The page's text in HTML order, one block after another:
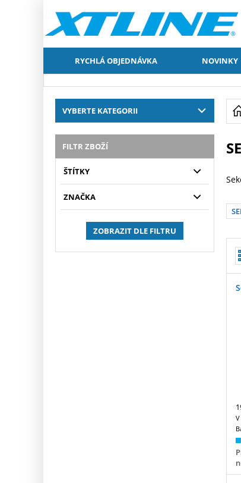
RYCHLÁ OBJEDNÁVKA NOVINKY
VYBERTE KATEGORII
FILTR ZBOŽÍ
ŠTÍTKY
ZNAČKA
ZOBRAZIT DLE FILTRU